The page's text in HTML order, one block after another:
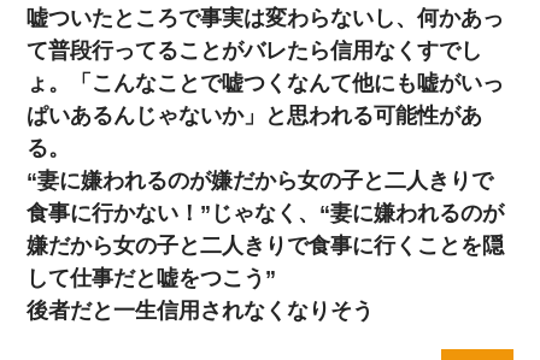
嘘ついたところで事実は変わらないし、何かあっ
て普段行ってることがバレたら信用なくすでし
ょ。「こんなことで嘘つくなんて他にも嘘がいっ
ぱいあるんじゃないか」と思われる可能性があ
る。
“妻に嫌われるのが嫌だから女の子と二人きりで
食事に行かない！”じゃなく、“妻に嫌われるのが
嫌だから女の子と二人きりで食事に行くことを隠
して仕事だと嘘をつこう”
後者だと一生信用されなくなりそう